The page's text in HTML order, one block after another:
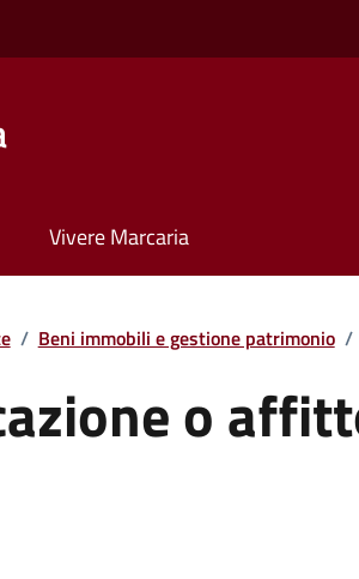
Vivere Marcaria
/ Beni immobili e gestione patrimonio /
o